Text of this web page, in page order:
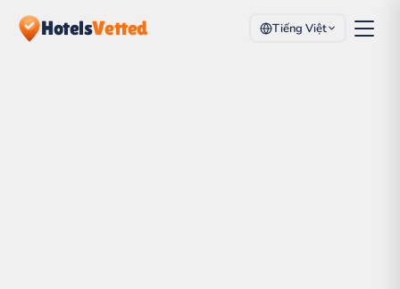
HotelsVetted Tiếng Việt